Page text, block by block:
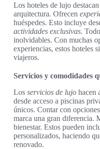
Los hoteles de lujo
arquitectura. Ofrecen
huéspedes. Esto incluye
actividades exclusivas.
inolvidables. Con muchas
experiencias, estos hoteles
viajeros.
Servicios y comodidades
Los servicios de lujo hacen
desde acceso a piscinas
únicos. Contar con
marca una gran diferencia.
bienestar. Estos pueden
personalizados, haciendo
renovado.